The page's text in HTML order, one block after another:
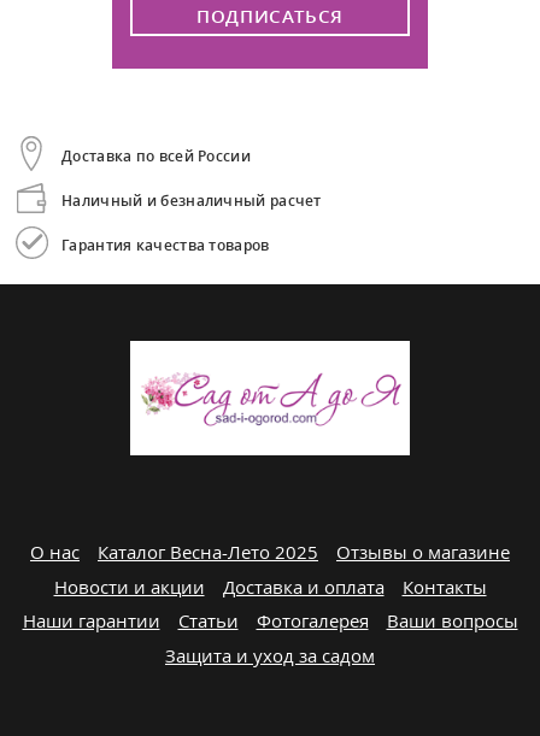
ПОДПИСАТЬСЯ
Доставка по всей России
Наличный и безналичный расчет
Гарантия качества товаров
О нас Каталог Весна-Лето 2025
Отзывы о магазине
Новости и акции
Доставка и оплата
Контакты
Наши гарантии
Статьи Фотогалерея
Ваши вопросы
Защита и уход за садом